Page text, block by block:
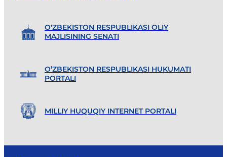
O'ZBEKISTON RESPUBLIKASI OLIY
MAJLISINING SENATI
O’ZBEKISTON RESPUBLIKASI HUKUMATI
PORTALI
MILLIY HUQUQIY INTERNET PORTALI